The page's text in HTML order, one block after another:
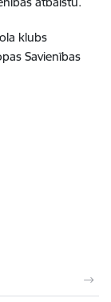
klubs
Savienības